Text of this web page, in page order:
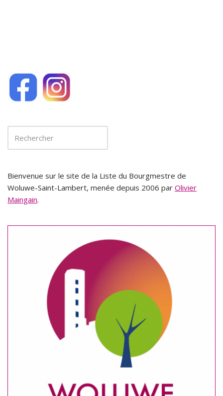
Bienvenue sur le site de la Liste du Bourgmestre de
Woluwe-Saint-Lambert, menée depuis 2006 par Olivier
Maingain.